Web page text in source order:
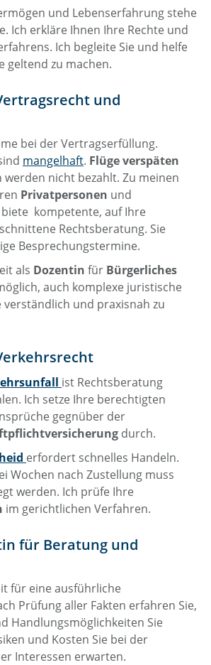
und Lebenserfahrung stehe
Ich erkläre Ihnen Ihre Rechte und
Ich begleite Sie und helfe
geltend zu machen.
und
bei der Vertragserfüllung.
mangelhaft. Flüge verspäten
werden nicht bezahlt. Zu meinen
Privatpersonen und
biete kompetente, auf Ihre
Rechtsberatung. Sie
Besprechungstermine.
als Dozentin für Bürgerliches
auch komplexe juristische
verständlich und praxisnah zu
ist Rechtsberatung
Ich setze Ihre berechtigten
gegnüber der
durch.
erfordert schnelles Handeln.
Wochen nach Zustellung muss
werden. Ich prüfe Ihre
im gerichtlichen Verfahren.
für Beratung und
für eine ausführliche
Prüfung aller Fakten erfahren Sie,
Handlungsmöglichkeiten Sie
und Kosten Sie bei der
Interessen erwarten.